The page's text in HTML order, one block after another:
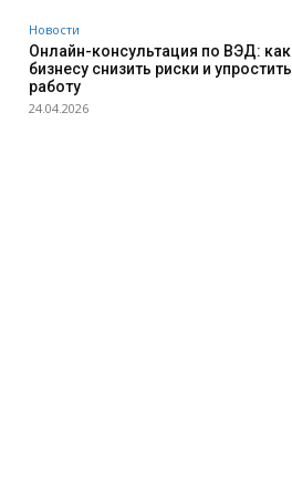
Новости
Онлайн-консультация по ВЭД: как
бизнесу снизить риски и упростить
работу
24.04.2026